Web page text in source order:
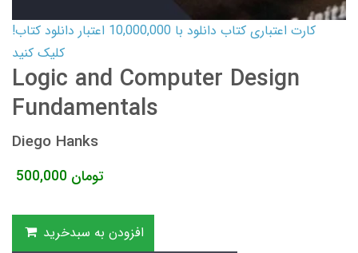
کارت اعتباری کتاب دانلود با 10,000,000 اعتبار دانلود کتاب!
کلیک کنید
Logic and Computer Design
Fundamentals
Diego Hanks
500,000 تومان
افزودن به سبدخرید